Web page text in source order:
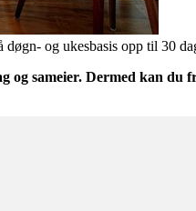
og ukesbasis opp til 30
og sameier. Dermed kan